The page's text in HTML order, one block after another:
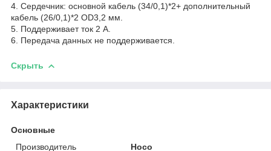
4. Сердечник: основной кабель (34/0,1)*2+ дополнительный
кабель (26/0,1)*2 OD3,2 мм.
5. Поддерживает ток 2 А.
6. Передача данных не поддерживается.
Скрыть
Характеристики
Основные
Производитель
Hoco